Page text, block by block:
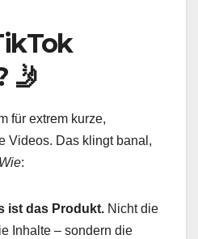
🤳
für extrem kurze,
Videos. Das klingt banal,
Wie:
ist das Produkt. Nicht die
Inhalte – sondern die